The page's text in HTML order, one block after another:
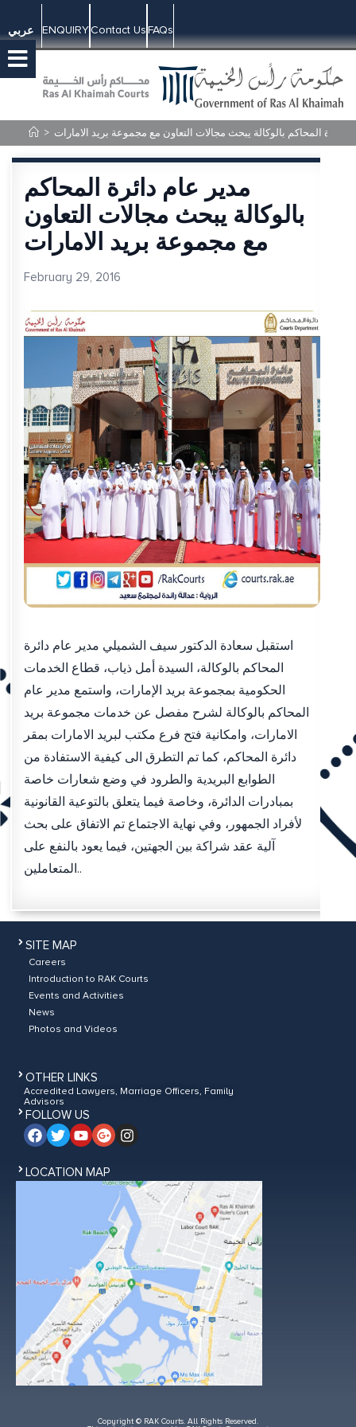
عربي ENQUIRYContact UsFAQs
> دائرة المحاكم بالوكالة يبحث مجالات التعاون مع مجموعة بريد الامارات
مدير عام دائرة المحاكم
بالوكالة يبحث مجالات التعاون
مع مجموعة بريد الامارات
February 29, 2016
استقبل سعادة الدكتور سيف الشميلي مدير عام دائرة
المحاكم بالوكالة، السيدة أمل ذياب، قطاع الخدمات
الحكومية بمجموعة بريد الإمارات، واستمع مدير عام
المحاكم بالوكالة لشرح مفصل عن خدمات مجموعة بريد
الامارات، وامكانية فتح فرع مكتب لبريد الامارات بمقر
دائرة المحاكم، كما تم التطرق الى كيفية الاستفادة من
الطوابع البريدية والطرود في وضع شعارات خاصة
بمبادرات الدائرة، وخاصة فيما يتعلق بالتوعية القانونية
لأفراد الجمهور، وفي نهاية الاجتماع تم الاتفاق على بحث
آلية عقد شراكة بين الجهتين، فيما يعود بالنفع على
المتعاملين..
SITE MAP
Careers
Introduction to RAK Courts
Events and Activities
News
Photos and Videos
OTHER LINKS
Accredited Lawyers, Marriage Officers, Family
Advisors
FOLLOW US
LOCATION MAP
Copyright © RAK Courts. All Rights Reserved.